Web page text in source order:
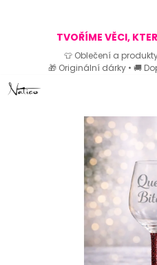
TVOŘÍME VĚCI,
👕 Oblečení a
🎁 Originální dárky • 🚚
Přejít
na
Zpět
Zpět
o